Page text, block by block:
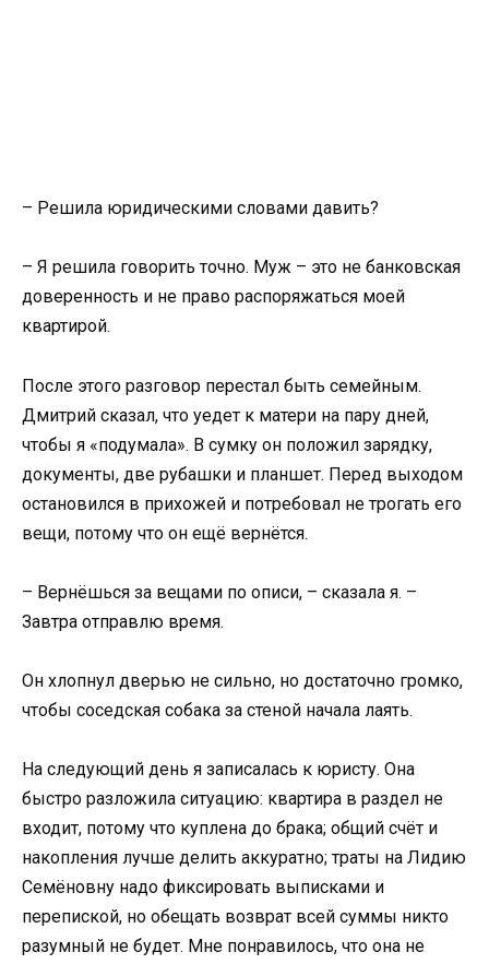
– Решила юридическими словами давить?
– Я решила говорить точно. Муж – это не банковская
доверенность и не право распоряжаться моей
квартирой.
После этого разговор перестал быть семейным.
Дмитрий сказал, что уедет к матери на пару дней,
чтобы я «подумала». В сумку он положил зарядку,
документы, две рубашки и планшет. Перед выходом
остановился в прихожей и потребовал не трогать его
вещи, потому что он ещё вернётся.
– Вернёшься за вещами по описи, – сказала я. –
Завтра отправлю время.
Он хлопнул дверью не сильно, но достаточно громко,
чтобы соседская собака за стеной начала лаять.
На следующий день я записалась к юристу. Она
быстро разложила ситуацию: квартира в раздел не
входит, потому что куплена до брака; общий счёт и
накопления лучше делить аккуратно; траты на Лидию
Семёновну надо фиксировать выписками и
перепиской, но обещать возврат всей суммы никто
разумный не будет. Мне понравилось, что она не